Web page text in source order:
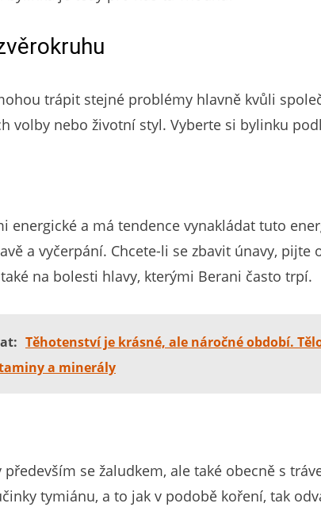
trápit stejné problémy hlavně kvůli
volby nebo životní styl. Vyberte si bylinku
energické a má tendence vynakládat tuto
a vyčerpání. Chcete-li se zbavit únavy, pijte
na bolesti hlavy, kterými Berani často trpí.
Těhotenství je krásné, ale náročné období.
a minerály
se žaludkem, ale také obecně s
tymiánu, a to jak v podobě koření, tak